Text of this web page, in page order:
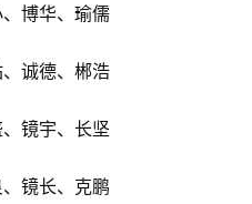
博华、瑜儒
诚德、郴浩
镜宇、长坚
镜长、克鹏